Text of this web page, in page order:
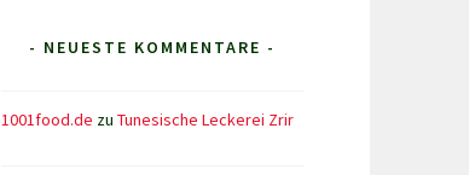
- NEUESTE KOMMENTARE -
1001food.de zu Tunesische Leckerei Zrir